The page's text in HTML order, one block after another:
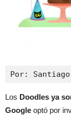
Por:
Los Doodles ya
Google optó por